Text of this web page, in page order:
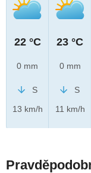
22 °C
0 mm
S
13 km/h
23 °C
0 mm
S
11 km/h